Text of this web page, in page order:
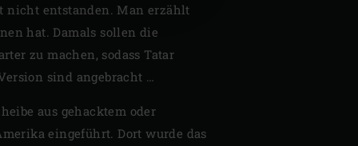
nicht entstanden. Man erzählt
hat. Damals sollen die
zu machen, sodass Tatar
sind angebracht …
aus gehacktem oder
eingeführt. Dort wurde das